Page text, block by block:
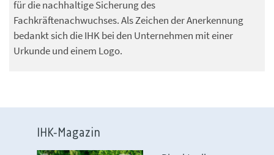
für die nachhaltige Sicherung des
Fachkräftenachwuchses. Als Zeichen der Anerkennung
bedankt sich die IHK bei den Unternehmen mit einer
Urkunde und einem Logo.
IHK-Magazin